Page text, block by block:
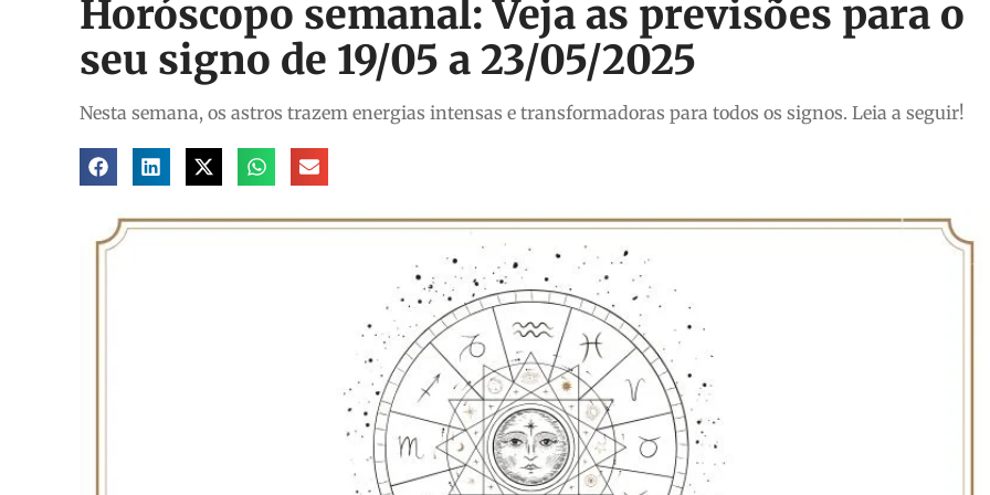
Horóscopo semanal: Veja as previsões para o
seu signo de 19/05 a 23/05/2025
Nesta semana, os astros trazem energias intensas e transformadoras para todos os signos. Leia a seguir!